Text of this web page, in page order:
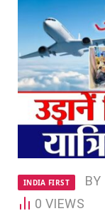
INDIA FIRST BY
0 VIEWS